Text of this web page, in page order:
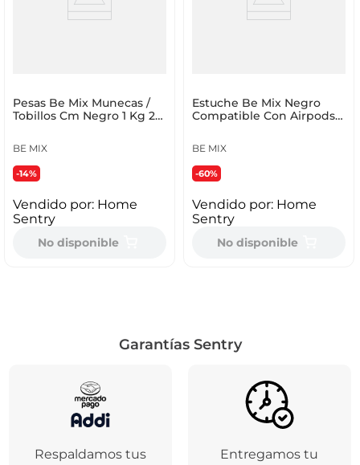
Pesas Be Mix Munecas /
Tobillos Cm Negro 1 Kg 2
BE MIX
-14%
Vendido por: Home
Sentry
No disponible
Estuche Be Mix Negro
Compatible Con Airpods
BE MIX
-60%
Vendido por: Home
Sentry
No disponible
Garantías Sentry
Respaldamos tus
Entregamos tu